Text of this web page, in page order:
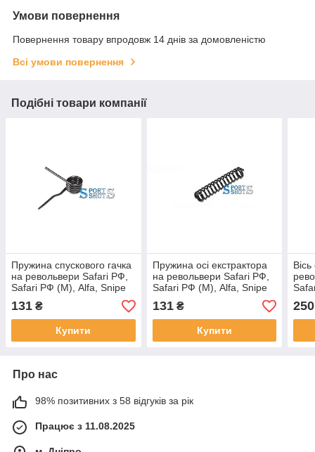
Умови повернення
Повернення товару впродовж 14 днів за домовленістю
Всі умови повернення
Подібні товари компанії
Пружина спускового гачка
на револьвери Safari РФ,
Safari РФ (М), Alfa, Snipe
131 ₴
Купити
Пружина осі екстрактора
на револьвери Safari РФ,
Safari РФ (М), Alfa, Snipe
131₴
Купити
250
Про нас
98% позитивних з 58 відгуків за рік
Працює з 11.08.2025